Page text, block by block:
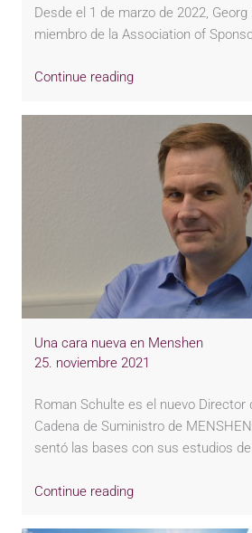
Desde el 1 de marzo de 2022,
miembro de la Association of
Continue reading
Una cara nueva en Menshen
25. noviembre 2021
Roman Schulte es el nuevo Director
Cadena de Suministro de
sentó las bases con sus estudios de
Continue reading